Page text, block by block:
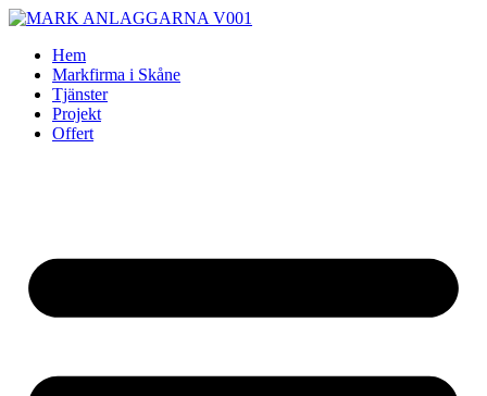
Skip
contentHem
Markfirma i Skåne
Tjänster
Projekt
Offert